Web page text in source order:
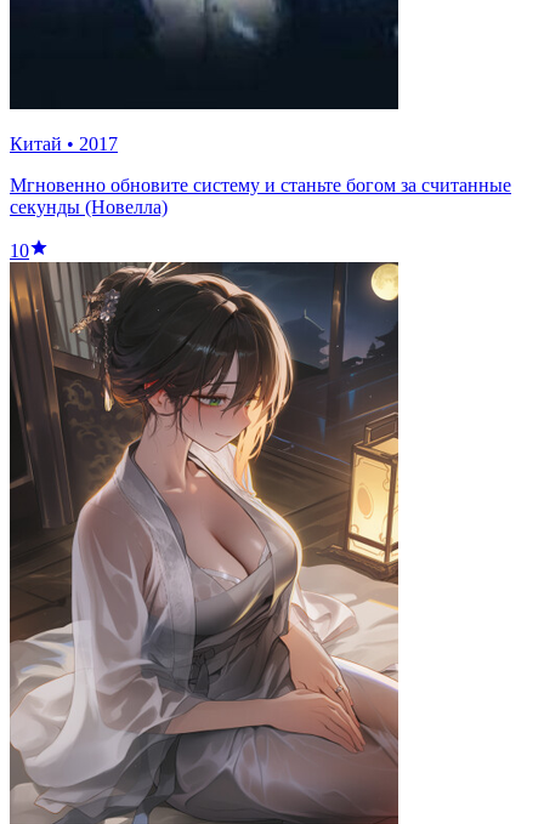
Китай • 2017
Мгновенно обновите систему и станьте богом за считанные
секунды (Новелла)
10